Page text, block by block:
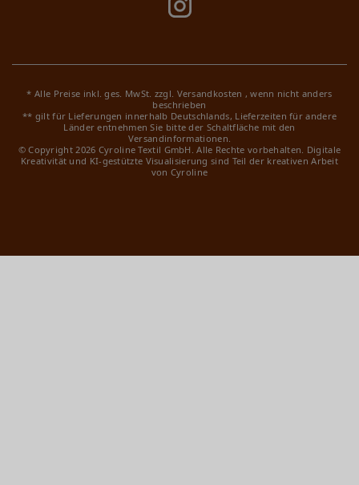
* Alle Preise inkl. ges. MwSt. zzgl. Versandkosten , wenn nicht anders
beschrieben
** gilt für Lieferungen innerhalb Deutschlands, Lieferzeiten für andere
Länder entnehmen Sie bitte der Schaltfläche mit den
Versandinformationen.
© Copyright 2026 Cyroline Textil GmbH. Alle Rechte vorbehalten. Digitale
Kreativität und KI-gestützte Visualisierung sind Teil der kreativen Arbeit
von Cyroline